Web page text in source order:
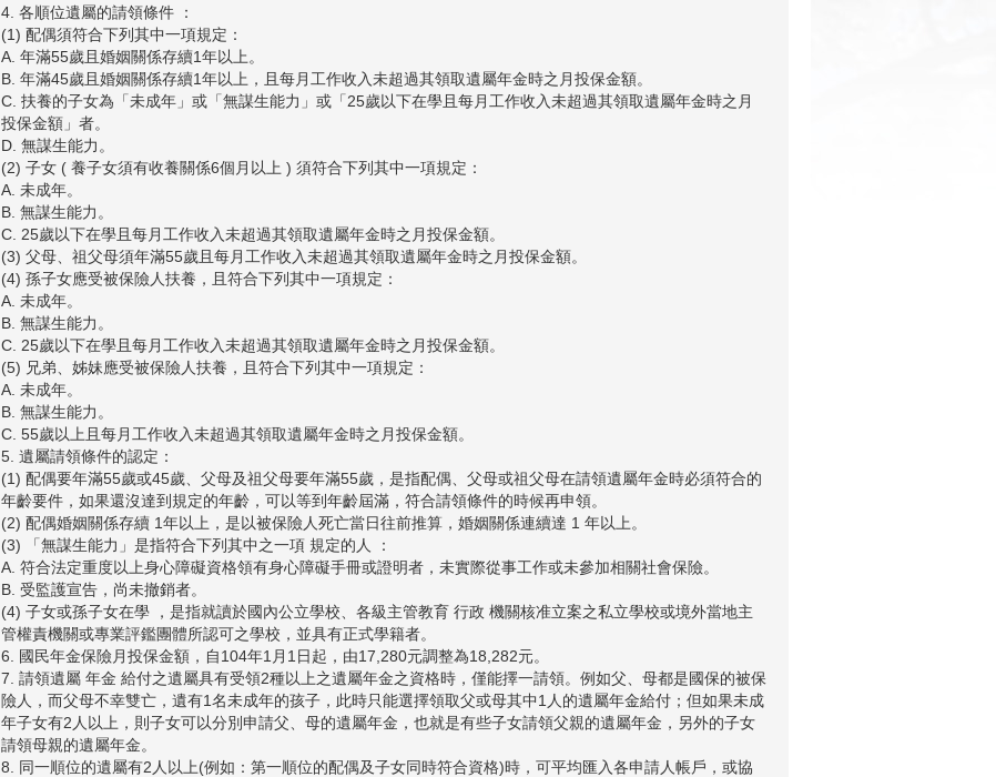
4. 各順位遺屬的請領條件 ：
(1) 配偶須符合下列其中一項規定：
A. 年滿55歲且婚姻關係存續1年以上。
B. 年滿45歲且婚姻關係存續1年以上，且每月工作收入未超過其領取遺屬年金時之月投保金額。
C. 扶養的子女為「未成年」或「無謀生能力」或「25歲以下在學且每月工作收入未超過其領取遺屬年金時之月
投保金額」者。
D. 無謀生能力。
(2) 子女 ( 養子女須有收養關係6個月以上 ) 須符合下列其中一項規定：
A. 未成年。
B. 無謀生能力。
C. 25歲以下在學且每月工作收入未超過其領取遺屬年金時之月投保金額。
(3) 父母、祖父母須年滿55歲且每月工作收入未超過其領取遺屬年金時之月投保金額。
(4) 孫子女應受被保險人扶養，且符合下列其中一項規定：
A. 未成年。
B. 無謀生能力。
C. 25歲以下在學且每月工作收入未超過其領取遺屬年金時之月投保金額。
(5) 兄弟、姊妹應受被保險人扶養，且符合下列其中一項規定：
A. 未成年。
B. 無謀生能力。
C. 55歲以上且每月工作收入未超過其領取遺屬年金時之月投保金額。
5. 遺屬請領條件的認定：
(1) 配偶要年滿55歲或45歲、父母及祖父母要年滿55歲，是指配偶、父母或祖父母在請領遺屬年金時必須符合的
年齡要件，如果還沒達到規定的年齡，可以等到年齡屆滿，符合請領條件的時候再申領。
(2) 配偶婚姻關係存續 1年以上，是以被保險人死亡當日往前推算，婚姻關係連續達 1 年以上。
(3) 「無謀生能力」是指符合下列其中之一項 規定的人 ：
A. 符合法定重度以上身心障礙資格領有身心障礙手冊或證明者，未實際從事工作或未參加相關社會保險。
B. 受監護宣告，尚未撤銷者。
(4) 子女或孫子女在學 ，是指就讀於國內公立學校、各級主管教育 行政 機關核准立案之私立學校或境外當地主
管權責機關或專業評鑑團體所認可之學校，並具有正式學籍者。
6. 國民年金保險月投保金額，自104年1月1日起，由17,280元調整為18,282元。
7. 請領遺屬 年金 給付之遺屬具有受領2種以上之遺屬年金之資格時，僅能擇一請領。例如父、母都是國保的被保
險人，而父母不幸雙亡，遺有1名未成年的孩子，此時只能選擇領取父或母其中1人的遺屬年金給付；但如果未成
年子女有2人以上，則子女可以分別申請父、母的遺屬年金，也就是有些子女請領父親的遺屬年金，另外的子女
請領母親的遺屬年金。
8. 同一順位的遺屬有2人以上(例如：第一順位的配偶及子女同時符合資格)時，可平均匯入各申請人帳戶，或協